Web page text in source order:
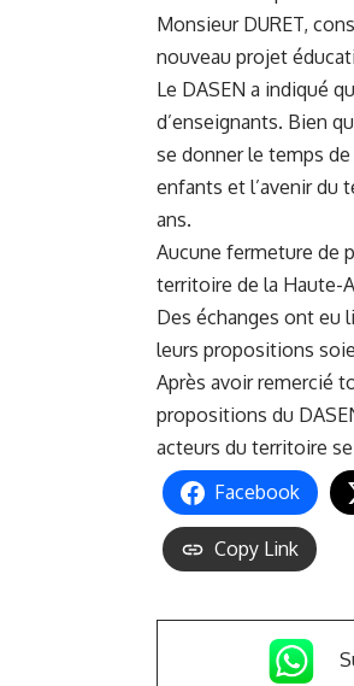
Monsieur DURET,
nouveau projet
Le DASEN a indiqué
d’enseignants. Bien
se donner le temps
enfants et l’avenir du
ans.
Aucune fermeture de
territoire de la Haute-
Des échanges ont eu
leurs propositions
Après avoir remercié
propositions du
acteurs du territoire
Facebook
Copy Link